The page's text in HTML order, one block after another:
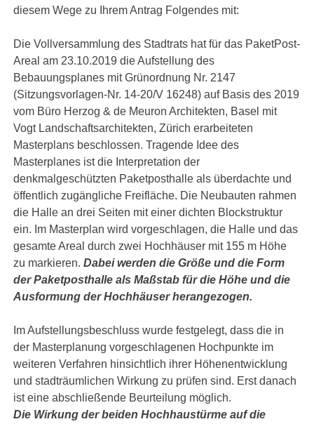
diesem Wege zu Ihrem Antrag Folgendes mit:
Die Vollversammlung des Stadtrats hat für das PaketPost-
Areal am 23.10.2019 die Aufstellung des
Bebauungsplanes mit Grünordnung Nr. 2147
(Sitzungsvorlagen-Nr. 14-20/V 16248) auf Basis des 2019
vom Büro Herzog & de Meuron Architekten, Basel mit
Vogt Landschaftsarchitekten, Zürich erarbeiteten
Masterplans beschlossen. Tragende Idee des
Masterplanes ist die Interpretation der
denkmalgeschützten Paketposthalle als überdachte und
öffentlich zugängliche Freifläche. Die Neubauten rahmen
die Halle an drei Seiten mit einer dichten Blockstruktur
ein. Im Masterplan wird vorgeschlagen, die Halle und das
gesamte Areal durch zwei Hochhäuser mit 155 m Höhe
zu markieren.Dabei werden die Größe und die Form
der Paketposthalle als Maßstab für die Höhe und die
Ausformung der Hochhäuser herangezogen.
Im Aufstellungsbeschluss wurde festgelegt, dass die in
der Masterplanung vorgeschlagenen Hochpunkte im
weiteren Verfahren hinsichtlich ihrer Höhenentwicklung
und stadträumlichen Wirkung zu prüfen sind. Erst danach
ist eine abschließende Beurteilung möglich.
Die Wirkung der beiden Hochhaustürme auf die